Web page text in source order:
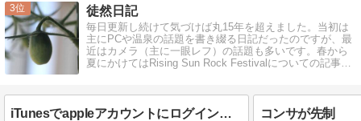
3 徒然日記
毎日更新し続けて気づけば丸15年を超えました。当初は
主にPCや温泉の話題を書き綴る日記だったのですが、最
近はカメラ（主に一眼レフ）の話題も多いです。春から
夏にかけてはRising Sun Rock Festivalについての記事が
iTunesでappleアカウントにログインできない？ コンサが先制